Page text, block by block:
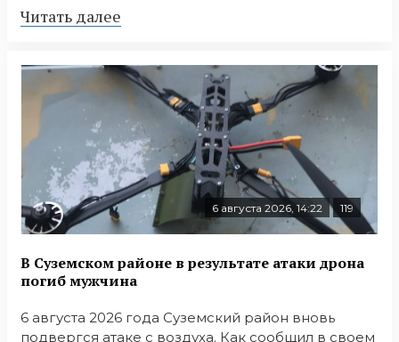
Читать далее
6 августа 2026, 14:22 119
В Суземском районе в результате атаки дрона
погиб мужчина
6 августа 2026 года Суземский район вновь
подвергся атаке с воздуха. Как сообщил в своем